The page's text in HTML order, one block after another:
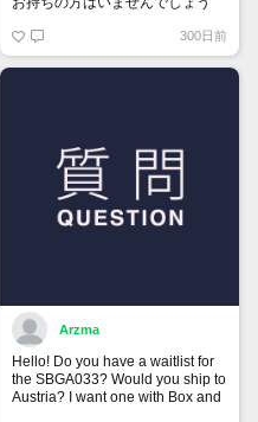
300日前
Arzma
Hello! Do you have a waitlist for
the SBGA033? Would you ship to
Austria? I want one with Box and